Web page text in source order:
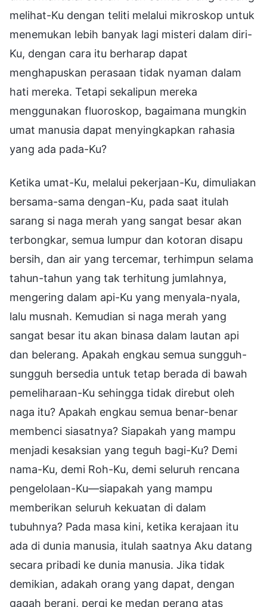
melihat-Ku dengan teliti melalui mikroskop untuk
menemukan lebih banyak lagi misteri dalam diri-
Ku, dengan cara itu berharap dapat
menghapuskan perasaan tidak nyaman dalam
hati mereka. Tetapi sekalipun mereka
menggunakan fluoroskop, bagaimana mungkin
umat manusia dapat menyingkapkan rahasia
yang ada pada-Ku?
Ketika umat-Ku, melalui pekerjaan-Ku, dimuliakan
bersama-sama dengan-Ku, pada saat itulah
sarang si naga merah yang sangat besar akan
terbongkar, semua lumpur dan kotoran disapu
bersih, dan air yang tercemar, terhimpun selama
tahun-tahun yang tak terhitung jumlahnya,
mengering dalam api-Ku yang menyala-nyala,
lalu musnah. Kemudian si naga merah yang
sangat besar itu akan binasa dalam lautan api
dan belerang. Apakah engkau semua sungguh-
sungguh bersedia untuk tetap berada di bawah
pemeliharaan-Ku sehingga tidak direbut oleh
naga itu? Apakah engkau semua benar-benar
membenci siasatnya? Siapakah yang mampu
menjadi kesaksian yang teguh bagi-Ku? Demi
nama-Ku, demi Roh-Ku, demi seluruh rencana
pengelolaan-Ku—siapakah yang mampu
memberikan seluruh kekuatan di dalam
tubuhnya? Pada masa kini, ketika kerajaan itu
ada di dunia manusia, itulah saatnya Aku datang
secara pribadi ke dunia manusia. Jika tidak
demikian, adakah orang yang dapat, dengan
gagah berani, pergi ke medan perang atas